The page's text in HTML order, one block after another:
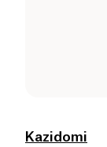
Kazidomi